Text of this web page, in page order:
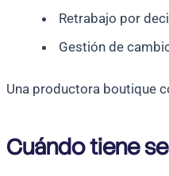
Retrabajo por
Gestión de
Una productora boutique
Cuándo tiene